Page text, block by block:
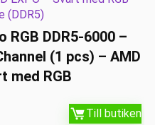
(DDR5)
RGB DDR5-6000 –
(1 pcs) – AMD
med RGB
Till butiken